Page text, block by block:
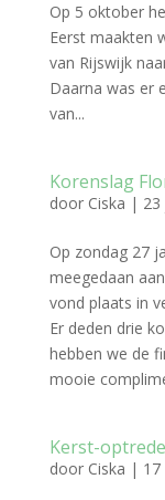
Op 5 oktober
Eerst maakten
van Rijswijk
Daarna was er
van...
Korenslag
door Ciska | 23
Op zondag 27
meegedaan
vond plaats in
Er deden drie
hebben we de
mooie
Kerst-
door Ciska | 17